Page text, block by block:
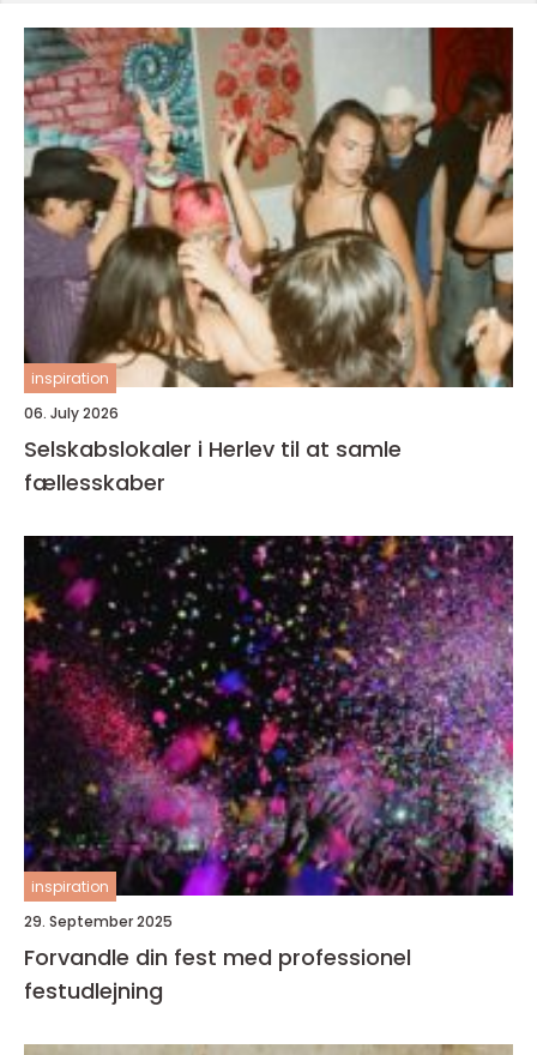
inspiration
06. July 2026
Selskabslokaler i Herlev til at samle
fællesskaber
inspiration
29. September 2025
Forvandle din fest med professionel
festudlejning